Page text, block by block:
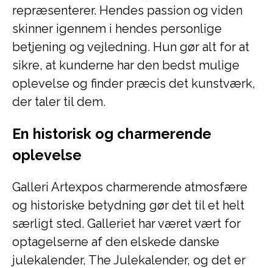
repræsenterer. Hendes passion og viden
skinner igennem i hendes personlige
betjening og vejledning. Hun gør alt for at
sikre, at kunderne har den bedst mulige
oplevelse og finder præcis det kunstværk,
der taler til dem.
En historisk og charmerende
oplevelse
Galleri Artexpos charmerende atmosfære
og historiske betydning gør det til et helt
særligt sted. Galleriet har været vært for
optagelserne af den elskede danske
julekalender, The Julekalender, og det er